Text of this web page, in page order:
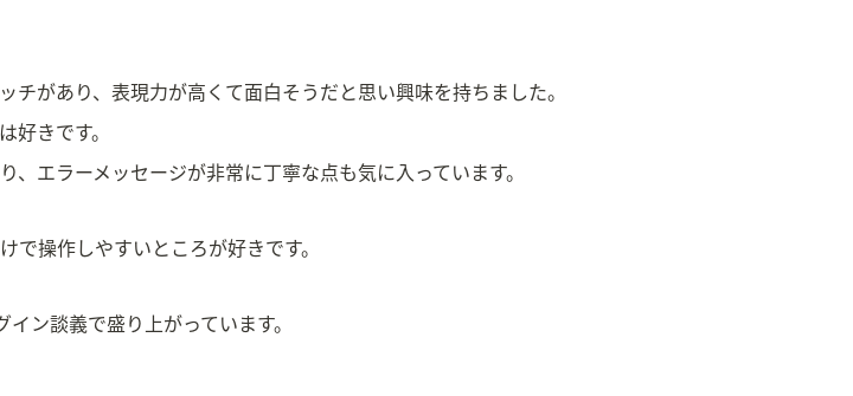
チがあり、表現力が高くて面白そうだと思い興味を持ちました。
きです。
エラーメッセージが非常に丁寧な点も気に入っています。
操作しやすいところが好きです。
ン談義で盛り上がっています。